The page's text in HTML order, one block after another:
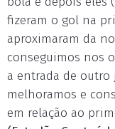
fizeram o gol na
aproximaram da
conseguimos nos
a entrada de outro
melhoramos e
em relação ao